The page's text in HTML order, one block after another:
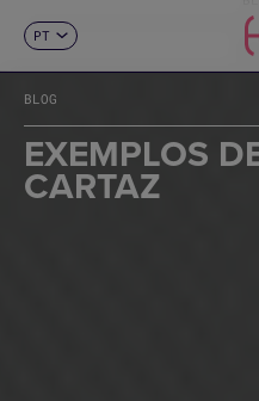
EN
FR
DE
IT
PT
BLOG
EXEMPLOS
CARTAZ